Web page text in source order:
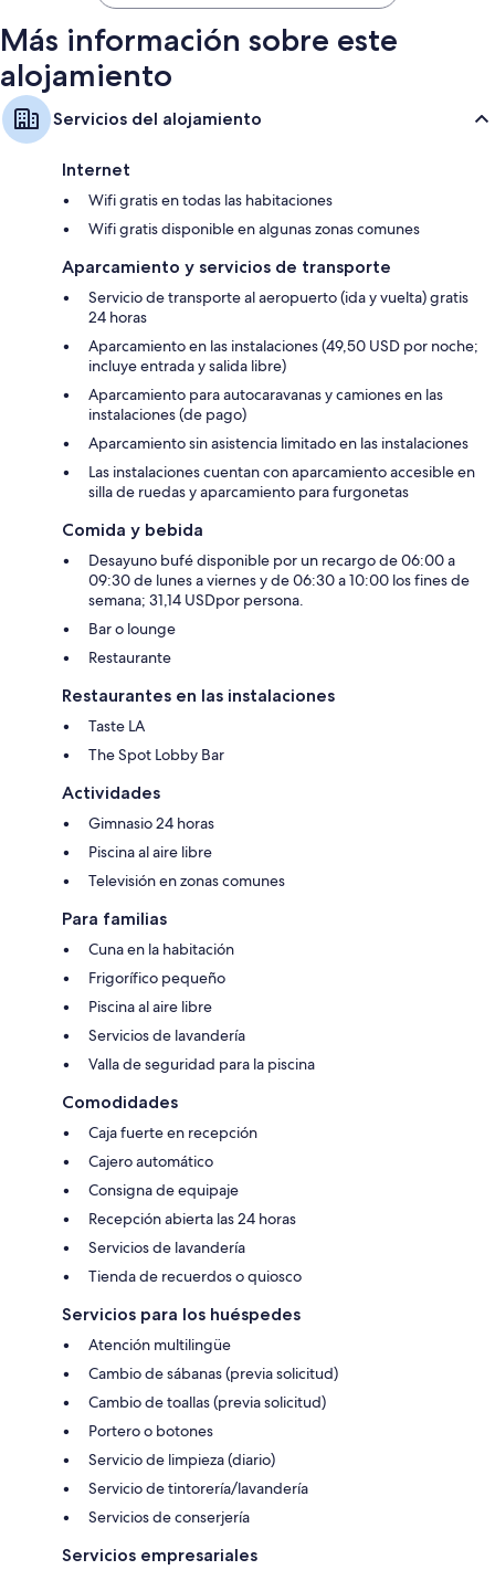
Más información sobre este
alojamiento
Servicios del alojamiento
Internet
Wifi gratis en todas las habitaciones
Wifi gratis disponible en algunas zonas comunes
Aparcamiento y servicios de transporte
Servicio de transporte al aeropuerto (ida y vuelta) gratis
24 horas
Aparcamiento en las instalaciones (49,50 USD por noche;
incluye entrada y salida libre)
Aparcamiento para autocaravanas y camiones en las
instalaciones (de pago)
Aparcamiento sin asistencia limitado en las instalaciones
Las instalaciones cuentan con aparcamiento accesible en
silla de ruedas y aparcamiento para furgonetas
Comida y bebida
Desayuno bufé disponible por un recargo de 06:00 a
09:30 de lunes a viernes y de 06:30 a 10:00 los fines de
semana; 31,14 USDpor persona.
Bar o lounge
Restaurante
Restaurantes en las instalaciones
Taste LA
The Spot Lobby Bar
Actividades
Gimnasio 24 horas
Piscina al aire libre
Televisión en zonas comunes
Para familias
Cuna en la habitación
Frigorífico pequeño
Piscina al aire libre
Servicios de lavandería
Valla de seguridad para la piscina
Comodidades
Caja fuerte en recepción
Cajero automático
Consigna de equipaje
Recepción abierta las 24 horas
Servicios de lavandería
Tienda de recuerdos o quiosco
Servicios para los huéspedes
Atención multilingüe
Cambio de sábanas (previa solicitud)
Cambio de toallas (previa solicitud)
Portero o botones
Servicio de limpieza (diario)
Servicio de tintorería/lavandería
Servicios de conserjería
Servicios empresariales